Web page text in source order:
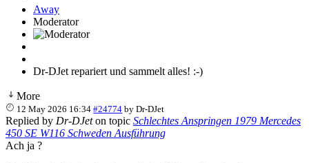
Away
Moderator
Dr-DJet repariert und sammelt alles! :-)
More
12 May 2026 16:34 #24774 byDr-DJet
Replied by Dr-DJeton topic Schlechtes Anspringen 1979 Mercedes
450 SE W116 Schweden Ausführung
Ach ja ?